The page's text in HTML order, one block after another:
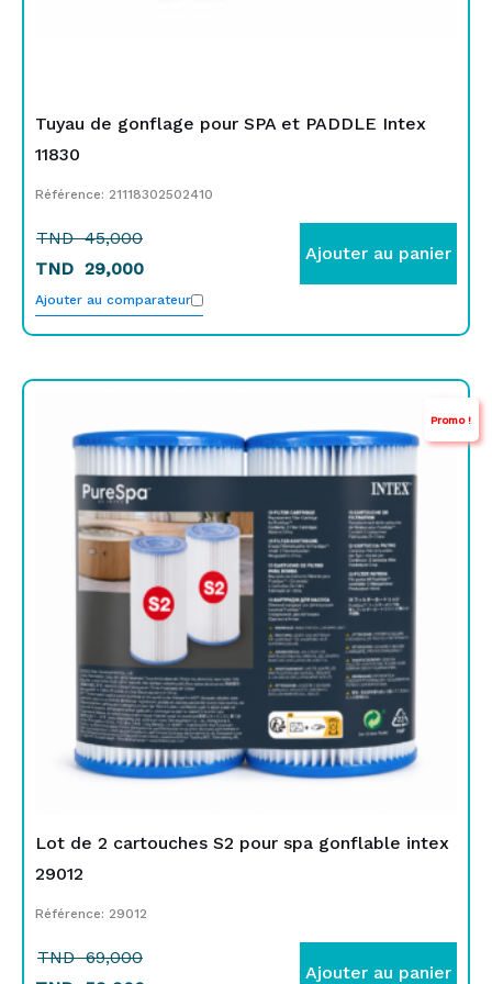
Tuyau de gonflage pour SPA et PADDLE Intex
11830
Référence: 21118302502410
TND45,000
TND 29,000
Ajouter au panier
Ajouter au comparateur
Promo !
Lot de 2 cartouches S2 pour spa gonflable intex
29012
Référence: 29012
TND69,000
prix
initial
était :
TND
69,000.
prix
actuel
est :
TND
59,900.
Ajouter au panier